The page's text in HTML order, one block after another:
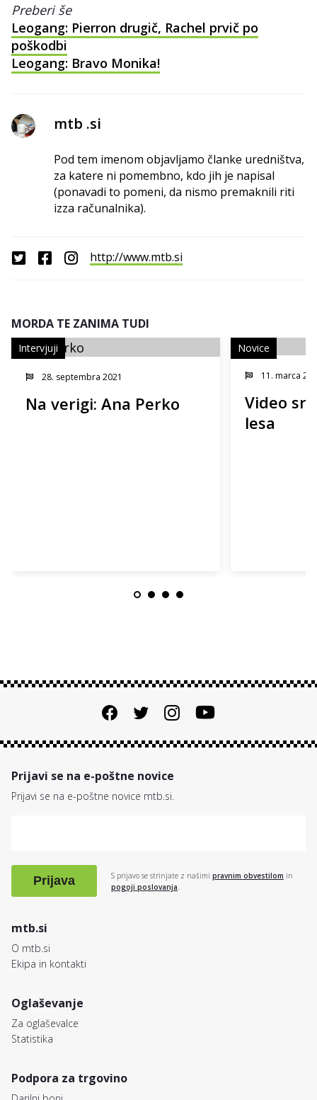
Preberi še
Leogang: Pierron drugič, Rachel prvič po
poškodbi
Leogang: Bravo Monika!
mtb .si
Pod tem imenom objavljamo članke uredništva,
za katere ni pomembno, kdo jih je napisal
(ponavadi to pomeni, da nismo premaknili riti
izza računalnika).
http://www.mtb.si
MORDA TE ZANIMA TUDI
28. septembra 2021
Na verigi: Ana Perko
Intervjuji
11. marca
Video
lesa
Novice
mtb.si
O mtb.si
Ekipa in kontakti
Oglaševanje
Za oglaševalce
Statistika
Podpora za trgovino
Prijavi se na e-poštne novice
Prijavi se na e-poštne novice mtb.si.
Prijava S prijavo se strinjate z našimi pravnim obvestilom in
pogoji poslovanja